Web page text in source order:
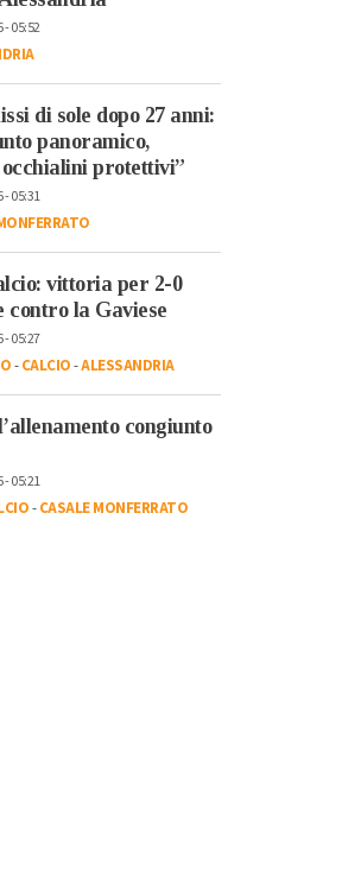
05:52
di sole dopo 27 anni:
panoramico,
protettivi”
05:31
vittoria per 2-0
contro la Gaviese
05:27
-CALCIO-ALESSANDRIA
congiunto
05:21
-CASALE MONFERRATO